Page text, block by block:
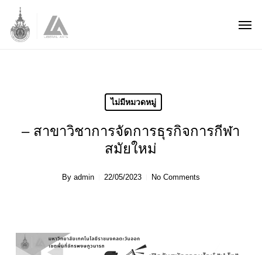
main
ไม่มีหมวดหมู่
– สาขาวิชาการจัดการธุรกิจการกีฬา
สมัยใหม่
By admin 22/05/2023 No Comments